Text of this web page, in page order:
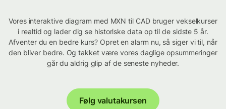
Vores interaktive diagram med MXN til CAD bruger vekselkurser
i realtid og lader dig se historiske data op til de sidste 5 år.
Afventer du en bedre kurs? Opret en alarm nu, så siger vi til, når
den bliver bedre. Og takket være vores daglige opsummeringer
går du aldrig glip af de seneste nyheder.
Følg valutakursen